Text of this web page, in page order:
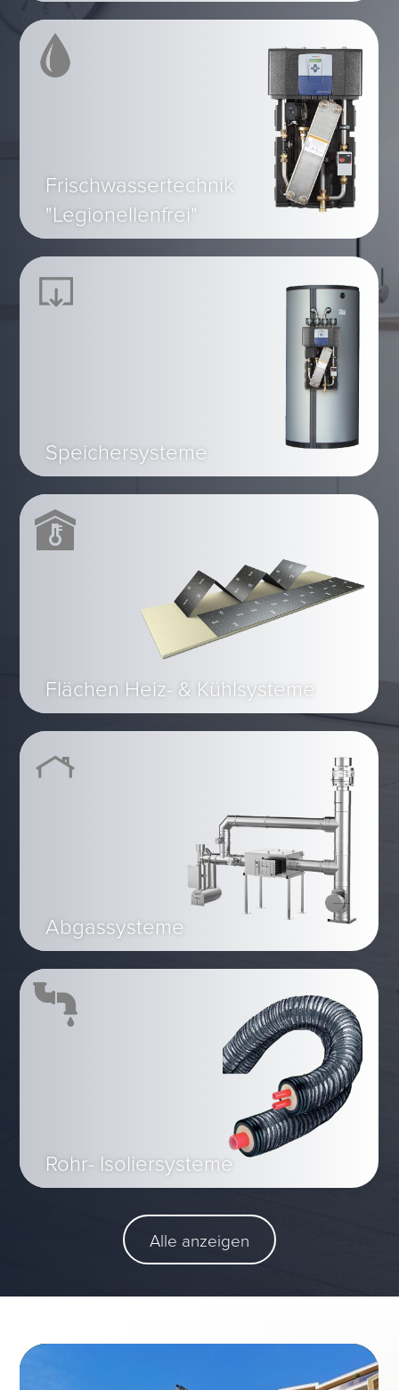
Frischwassertechnik
"Legionellenfrei"
Speichersysteme
Flächen Heiz- & Kühlsysteme
Abgassysteme
Rohr- Isoliersysteme
Alle anzeigen